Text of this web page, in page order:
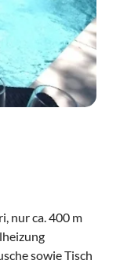
nur ca. 400 m
sowie Tisch